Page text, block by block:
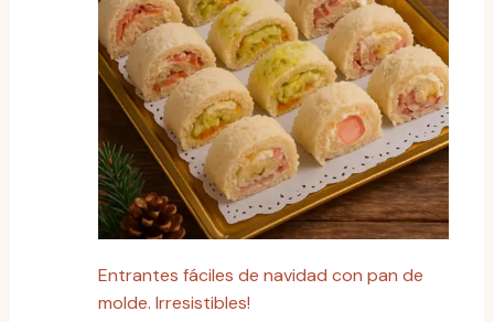
Entrantes fáciles de navidad con pan de
molde. Irresistibles!